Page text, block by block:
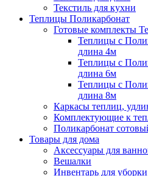
Текстиль для кухни
Теплицы Поликарбонат
Готовые комплекты
Теплицы с
длина 4м
Теплицы с
длина 6м
Теплицы с
длина 8м
Каркасы теплиц,
Комплектующие к
Поликарбонат
Товары для дома
Аксессуары для
Вешалки
Инвентарь для уборки